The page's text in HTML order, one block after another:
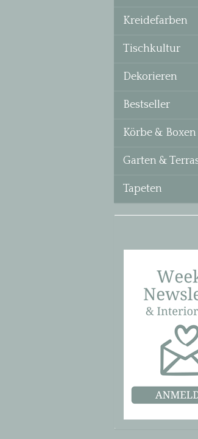
Kreidefarben
Tischkultur
Dekorieren
Bestseller
Körbe & Boxen
Garten &
Tapeten